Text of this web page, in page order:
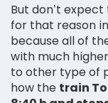
But don’t
for that reason
because all of
with much
to other type of
how the train